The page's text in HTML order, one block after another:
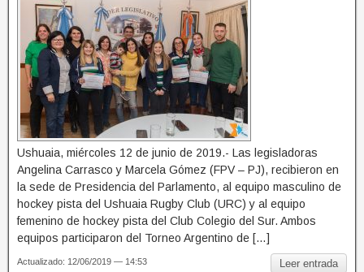
Ushuaia, miércoles 12 de junio de 2019.- Las legisladoras
Angelina Carrasco y Marcela Gómez (FPV – PJ), recibieron en
la sede de Presidencia del Parlamento, al equipo masculino de
hockey pista del Ushuaia Rugby Club (URC) y al equipo
femenino de hockey pista del Club Colegio del Sur. Ambos
equipos participaron del Torneo Argentino de […]
Leer entrada
Actualizado: 12/06/2019 — 14:53